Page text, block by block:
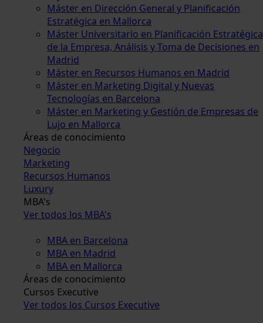
Máster en Dirección General y Planificación
Estratégica en Mallorca
Máster Universitario en Planificación Estratégica
de la Empresa, Análisis y Toma de Decisiones en
Madrid
Máster en Recursos Humanos en Madrid
Máster en Marketing Digital y Nuevas
Tecnologías en Barcelona
Máster en Marketing y Gestión de Empresas de
Lujo en Mallorca
Áreas de conocimiento
Negocio
Marketing
Recursos Humanos
Luxury
MBA's
Ver todos los MBA's
MBA en Barcelona
MBA en Madrid
MBA en Mallorca
Áreas de conocimiento
Cursos Executive
Ver todos los Cursos Executive